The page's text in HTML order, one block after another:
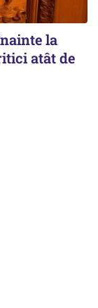
la
atât de